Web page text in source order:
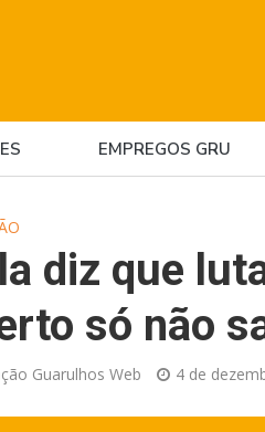
EMPREGOS GRU
diz que
só não
Guarulhos Web 4 de